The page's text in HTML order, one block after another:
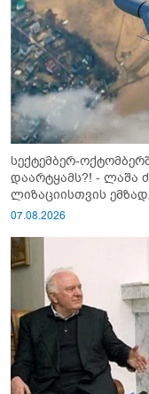
სექტემბერ-
დაარტყამს?! - ლაშა
ლიზაციისთვის
გაიწვიონ ომში"
07.08.2026